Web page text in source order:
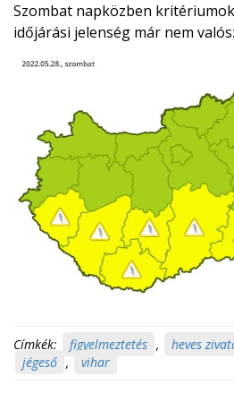
Szombat napközben
időjárási jelenség már nem
Címkék: figyelmeztetés , heves
jégeső , vihar